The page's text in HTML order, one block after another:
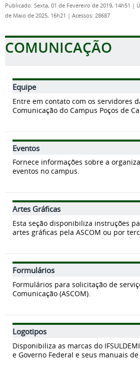
Publicado: Sexta, 01 de Fevereiro de 2019, 14h51 |
de Maio de 2025, 16h21 | Acessos: 28687
COMUNICAÇÃO
Equipe
Entre em contato com os servidores
Comunicação do Campus Poços de
Eventos
Fornece informações sobre a
eventos no campus.
Artes Gráficas
Esta seção disponibiliza instruções
artes gráficas pela ASCOM ou por
Formulários
Formulários para solicitação de
Comunicação (ASCOM).
Logotipos
Disponibiliza as marcas do
e Governo Federal e seus manuais de